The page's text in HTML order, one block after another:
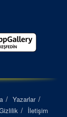
Yazarlar
İletişim